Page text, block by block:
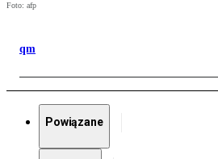
Foto: afp
qm
Powiązane